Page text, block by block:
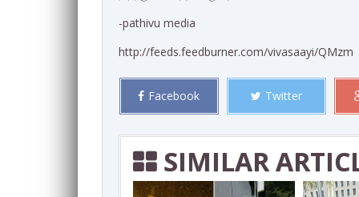
-pathivu media
http://feeds.feedburner.com/vivasaayi/QMzm
Facebook Twitter
SIMILAR